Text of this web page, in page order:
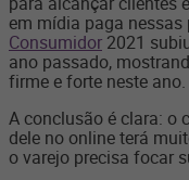
em mídia paga
Consumidor 2021
ano passado,
firme e forte neste ano.
A conclusão é clara: o
dele no online terá
o varejo precisa focar